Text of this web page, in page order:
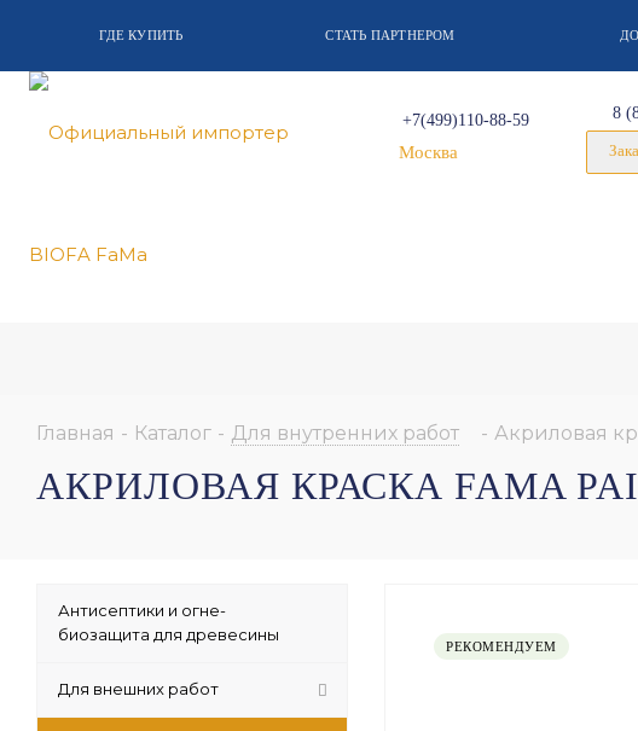
ГДЕ КУПИТЬ СТАТЬ ПАРТНЕРОМ
+7(499)110-88-59
Москва
8
Главная - Каталог - Для внутренних работ - Акриловая
АКРИЛОВАЯ КРАСКА FAMA
РЕКОМЕНДУЕМ
Антисептики и огне-
биозащита для древесины
Для внешних работ